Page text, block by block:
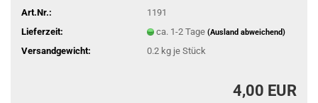
Art.Nr.:
1191
Lieferzeit:
ca. 1-2 Tage (Ausland abweichend)
Versandgewicht: 0.2kg je Stück
4,00 EUR